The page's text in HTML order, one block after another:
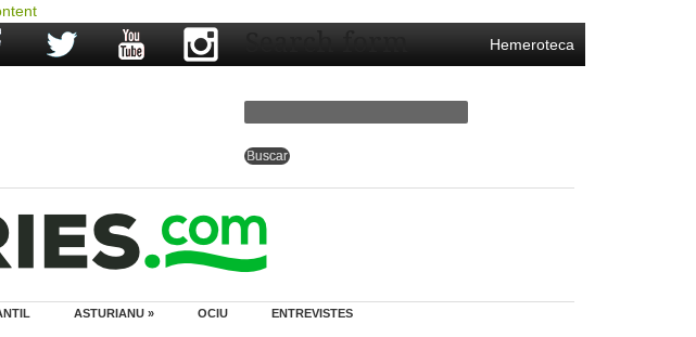
Hemeroteca
Search form
ASTURIANU » OCIU ENTREVISTES